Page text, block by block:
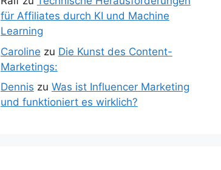
für Affiliates durch KI und Machine
Learning
Caroline zu Die Kunst des Content-
Marketings:
Dennis zu Was ist Influencer Marketing
und funktioniert es wirklich?